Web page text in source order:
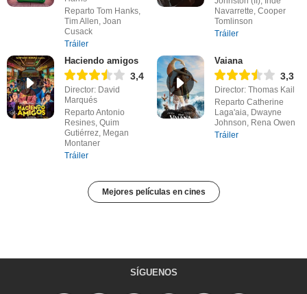
Reparto Tom Hanks,
Tim Allen, Joan
Cusack
Tráiler
Navarrette, Cooper
Tomlinson
Tráiler
Haciendo amigos
3,4
Director: David
Marqués
Reparto Antonio
Resines, Quim
Gutiérrez, Megan
Montaner
Tráiler
Vaiana
3,3
Director: Thomas Kail
Reparto Catherine
Laga'aia, Dwayne
Johnson, Rena Owen
Tráiler
Mejores películas en cines
SÍGUENOS